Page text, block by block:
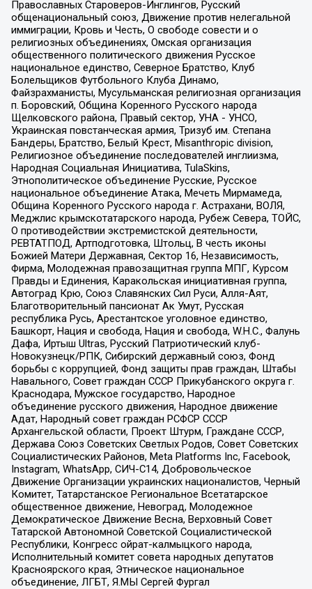
Православных Староверов-Инглингов, Русский
общенациональный союз, Движение против нелегальной
иммиграции, Кровь и Честь, О свободе совести и о
религиозных объединениях, Омская организация
общественного политического движения Русское
национальное единство, Северное Братство, Клуб
Болельщиков Футбольного Клуба Динамо,
Файзрахманисты, Мусульманская религиозная организация
п. Боровский, Община Коренного Русского народа
Щелковского района, Правый сектор, УНА - УНСО,
Украинская повстанческая армия, Тризуб им. Степана
Бандеры, Братство, Белый Крест, Misanthropic division,
Религиозное объединение последователей инглиизма,
Народная Социальная Инициатива, TulaSkins,
Этнополитическое объединение Русские, Русское
национальное объединение Атака, Мечеть Мирмамеда,
Община Коренного Русского народа г. Астрахани, ВОЛЯ,
Меджлис крымскотатарского народа, Рубеж Севера, ТОЙС,
О противодействии экстремистской деятельности,
РЕВТАТПОД, Артподготовка, Штольц, В честь иконы
Божией Матери Державная, Сектор 16, Независимость,
Фирма, Молодежная правозащитная группа МПГ, Курсом
Правды и Единения, Каракольская инициативная группа,
Автоград Крю, Союз Славянских Сил Руси, Алля-Аят,
Благотворительный пансионат Ак Умут, Русская
республика Русь, Арестантское уголовное единство,
Башкорт, Нация и свобода, Нация и свобода, W.H.С., Фалунь
Дафа, Иртыш Ultras, Русский Патриотический клуб-
Новокузнецк/РПК, Сибирский державный союз, Фонд
борьбы с коррупцией, Фонд защиты прав граждан, Штабы
Навального, Совет граждан СССР Прикубанского округа г.
Краснодара, Мужское государство, Народное
объединение русского движения, Народное движение
Адат, Народный совет граждан РСФСР СССР
Архангельской области, Проект Штурм, Граждане СССР,
Держава Союз Советских Светлых Родов, Совет Советских
Социалистических Районов, Meta Platforms Inc, Facebook,
Instagram, WhatsApp, СИЧ-С14, Добровольческое
Движение Организации украинских националистов, Черный
Комитет, Татарстанское Региональное Всетатарское
общественное движение, Невоград, Молодежное
Демократическое Движение Весна, Верховный Совет
Татарской Автономной Советской Социалистической
Республики, Конгресс ойрат-калмыцкого народа,
Исполнительный комитет совета народных депутатов
Красноярского края, Этническое национальное
объединение, ЛГБТ, Я.МЫ Сергей Фургал